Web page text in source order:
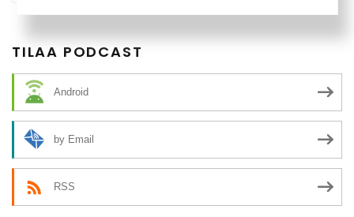
TILAA PODCAST
Android
by Email
RSS